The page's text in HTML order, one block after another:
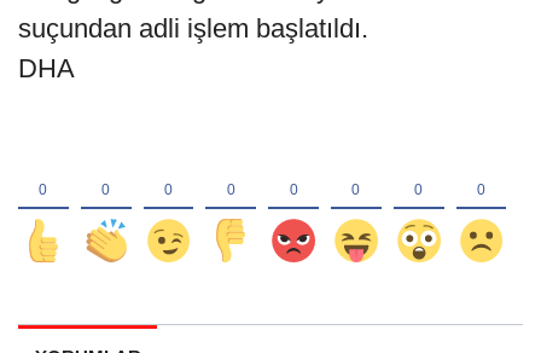
suçundan adli işlem başlatıldı.
DHA